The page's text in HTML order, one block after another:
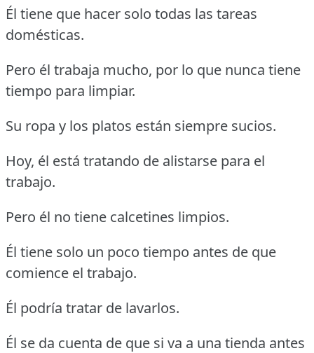
Él tiene que hacer solo todas las tareas
domésticas.
Pero él trabaja mucho, por lo que nunca tiene
tiempo para limpiar.
Su ropa y los platos están siempre sucios.
Hoy, él está tratando de alistarse para el
trabajo.
Pero él no tiene calcetines limpios.
Él tiene solo un poco tiempo antes de que
comience el trabajo.
Él podría tratar de lavarlos.
Él se da cuenta de que si va a una tienda antes